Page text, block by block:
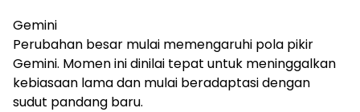
Gemini
Perubahan besar mulai memengaruhi pola pikir
Gemini. Momen ini dinilai tepat untuk meninggalkan
kebiasaan lama dan mulai beradaptasi dengan
sudut pandang baru.